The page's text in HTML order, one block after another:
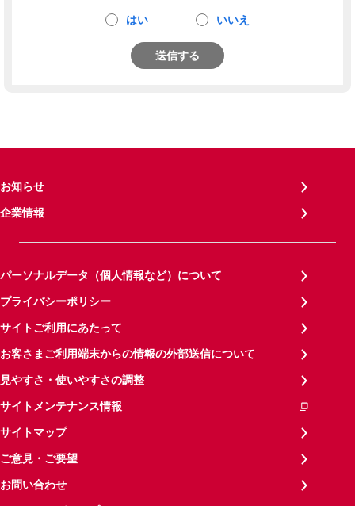
はい いいえ
送信する
お知らせ
企業情報
パーソナルデータ（個人情報など）について
プライバシーポリシー
サイトご利用にあたって
お客さまご利用端末からの情報の外部送信について
見やすさ・使いやすさの調整
サイトメンテナンス情報
サイトマップ
ご意見・ご要望
お問い合わせ